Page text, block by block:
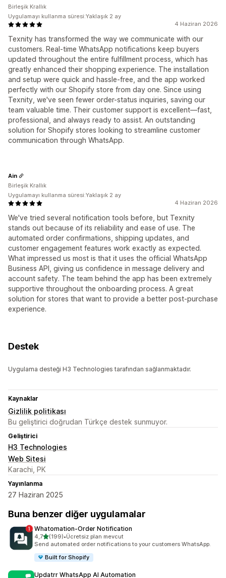
4 Haziran 2026
Texnity has transformed the way we communicate with our
customers. Real-time WhatsApp notifications keep buyers
updated throughout the entire fulfillment process, which has
greatly enhanced their shopping experience. The installation
and setup were quick and hassle-free, and the app worked
perfectly with our Shopify store from day one. Since using
Texnity, we've seen fewer order-status inquiries, saving our
team valuable time. Their customer support is excellent—fast,
professional, and always ready to assist. An outstanding
solution for Shopify stores looking to streamline customer
communication through WhatsApp.
Birleşik Krallık
Uygulamayı kullanma süresi:Yaklaşık 2 ay
4 Haziran 2026
We've tried several notification tools before, but Texnity
stands out because of its reliability and ease of use. The
automated order confirmations, shipping updates, and
customer engagement features work exactly as expected.
What impressed us most is that it uses the official WhatsApp
Business API, giving us confidence in message delivery and
account safety. The team behind the app has been extremely
supportive throughout the onboarding process. A great
solution for stores that want to provide a better post-purchase
experience.
Ain
Birleşik Krallık
Uygulamayı kullanma süresi:Yaklaşık 2 ay
Destek
Uygulama desteği H3 Technologies tarafından sağlanmaktadır.
Kaynaklar
Gizlilik politikası
Bu geliştirici doğrudan Türkçe destek sunmuyor.
Geliştirici
H3 Technologies
Web Sitesi
Karachi, PK
Yayınlanma
27 Haziran 2025
Buna benzer diğer uygulamalar
Whatomation‑Order Notification
4,75 yıldız üzerinden
(199)
toplam 199 değerlendirme
•Ücretsiz plan mevcut
Send automated order notifications to your customers WhatsApp.
Built for Shopify
Updatrr WhatsApp AI Automation